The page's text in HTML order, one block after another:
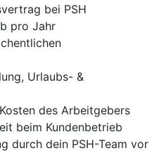
bei PSH
pro Jahr
Urlaubs- &
des Arbeitgebers
beim Kundenbetrieb
durch dein PSH-Team vor